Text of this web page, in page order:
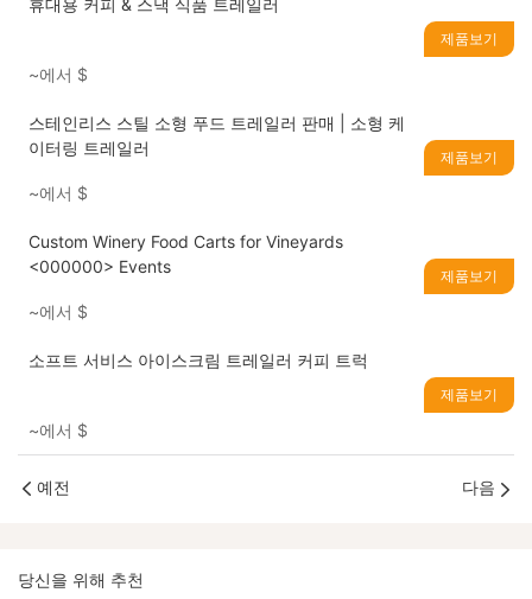
휴대용 커피 & 스낵 식품 트레일러
~에서 $
제품보기
스테인리스 스틸 소형 푸드 트레일러 판매 | 소형 케
이터링 트레일러
~에서 $
제품보기
Custom Winery Food Carts for Vineyards
<000000> Events
~에서 $
제품보기
소프트 서비스 아이스크림 트레일러 커피 트럭
~에서 $
제품보기
예전 다음
당신을 위해 추천